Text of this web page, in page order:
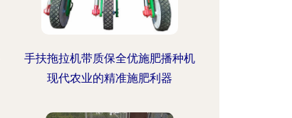
手扶拖拉机带质保全优施肥播种机
现代农业的精准施肥利器